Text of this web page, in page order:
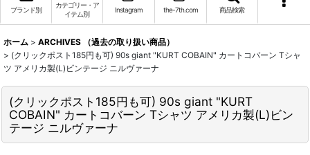
ブランド別
カテゴリー・ア
イテム別
Instagram the-7th.com 商品検索
ホーム > ARCHIVES （過去の取り扱い商品）
> (クリックポスト185円も可) 90s giant "KURT COBAIN" カートコバーン Tシャ
ツ アメリカ製(L)ビンテージ ニルヴァーナ
(クリックポスト185円も可) 90s giant "KURT
COBAIN" カートコバーン Tシャツ アメリカ製(L)ビン
テージ ニルヴァーナ